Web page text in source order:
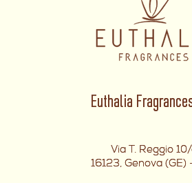
Euthalia
Via T. Reggio
16123, Genova (GE)